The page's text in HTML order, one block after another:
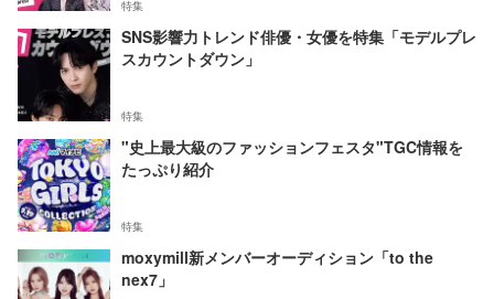
特集
SNS影響力トレンド俳優・女優を特集「モデルプレ
スカウントダウン」
特集
"史上最大級のファッションフェスタ"TGC情報を
たっぷり紹介
特集
moxymill新メンバーオーディション「to the
nex7」